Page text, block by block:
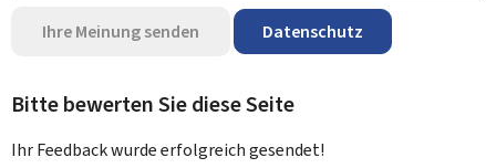
Ihre Meinung senden Datenschutz
Bitte bewerten Sie diese Seite
Ihr Feedback wurdeerfolgreichgesendet!